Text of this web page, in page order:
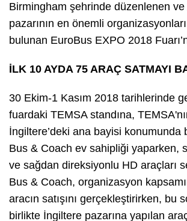
Birmingham şehrinde düzenlenen
pazarının en önemli
bulunan EuroBus EXPO 2018
İLK 10 AYDA 75 ARAÇ SATMAYI
30 Ekim-1 Kasım 2018 tarihlerinde
fuardaki TEMSA standına,
İngiltere’deki ana bayisi konumunda
Bus & Coach ev sahipliği yaparken,
ve sağdan direksiyonlu HD araçları
Bus & Coach, organizasyon
aracın satışını gerçekleştirirken, bu
birlikte İngiltere pazarına yapılan